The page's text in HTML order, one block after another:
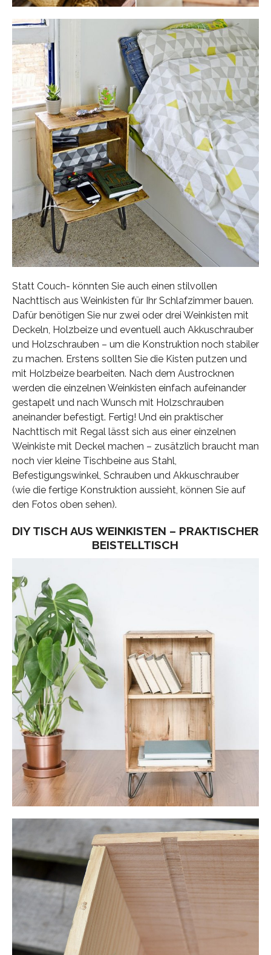
Statt Couch- könnten Sie auch einen stilvollen
Nachttisch aus Weinkisten für Ihr Schlafzimmer bauen.
Dafür benötigen Sie nur zwei oder drei Weinkisten mit
Deckeln, Holzbeize und eventuell auch Akkuschrauber
und Holzschrauben – um die Konstruktion noch stabiler
zu machen. Erstens sollten Sie die Kisten putzen und
mit Holzbeize bearbeiten. Nach dem Austrocknen
werden die einzelnen Weinkisten einfach aufeinander
gestapelt und nach Wunsch mit Holzschrauben
aneinander befestigt. Fertig! Und ein praktischer
Nachttisch mit Regal lässt sich aus einer einzelnen
Weinkiste mit Deckel machen – zusätzlich braucht man
noch vier kleine Tischbeine aus Stahl,
Befestigungswinkel, Schrauben und Akkuschrauber
(wie die fertige Konstruktion aussieht, können Sie auf
den Fotos oben sehen).
DIY TISCH AUS WEINKISTEN – PRAKTISCHER
BEISTELLTISCH